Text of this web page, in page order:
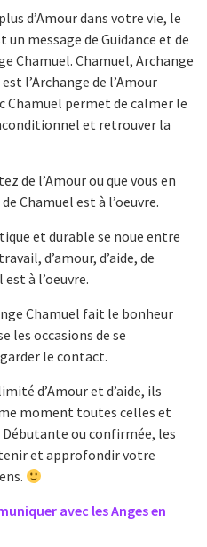
d’Amour dans votre vie, le
un message de Guidance et de
Chamuel. Chamuel, Archange
l’Archange de l’Amour
Chamuel permet de calmer le
et retrouver la
de l’Amour ou que vous en
Chamuel est à l’oeuvre.
et durable se noue entre
d’amour, d’aide, de
à l’oeuvre.
Chamuel fait le bonheur
les occasions de se
le contact.
d’Amour et d’aide, ils
moment toutes celles et
Débutante ou confirmée, les
et approfondir votre
avec les Anges en